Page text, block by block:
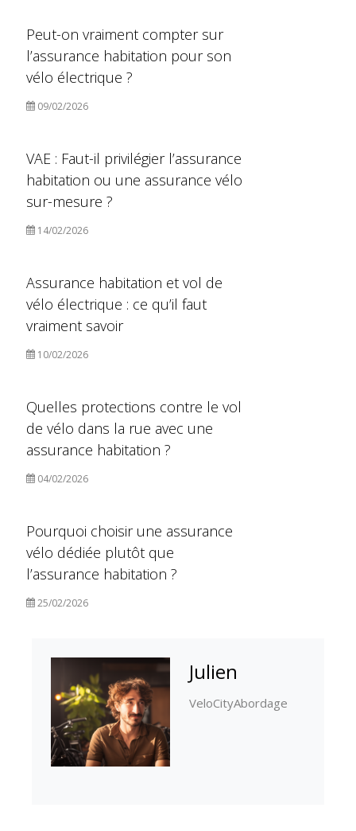
Peut-on vraiment compter sur
l’assurance habitation pour son
vélo électrique ?
09/02/2026
VAE : Faut-il privilégier l’assurance
habitation ou une assurance vélo
sur-mesure ?
14/02/2026
Assurance habitation et vol de
vélo électrique : ce qu’il faut
vraiment savoir
10/02/2026
Quelles protections contre le vol
de vélo dans la rue avec une
assurance habitation ?
04/02/2026
Pourquoi choisir une assurance
vélo dédiée plutôt que
l’assurance habitation ?
25/02/2026
Julien
VeloCityAbordage